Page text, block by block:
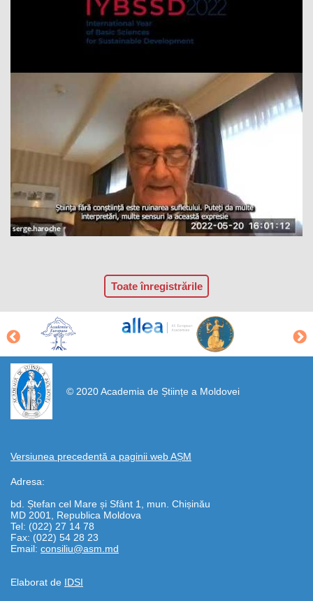
Toate înregistrările
© 2020 Academia de Științe a Moldovei
Versiunea precedentă a paginii web AȘM
Adresa:
bd. Ștefan cel Mare și Sfânt 1, mun. Chișinău
MD 2001, Republica Moldova
Tel: (022) 27 14 78
Fax: (022) 54 28 23
Email: consiliu@asm.md
Elaborat de IDSI
https://propletenie.ru/